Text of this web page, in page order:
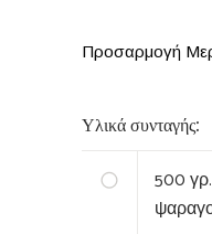
Προσαρμογή
Υλικά συνταγής:
500